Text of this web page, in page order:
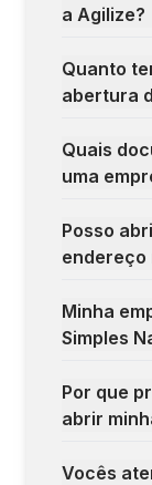
a Agilize?
Quanto
abertura
Quais
uma
Posso
endereço
Minha
Simples
Por que
abrir
Vocês